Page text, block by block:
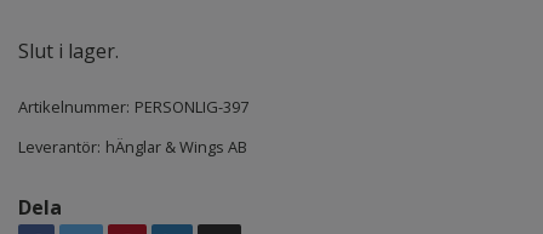
Slut i lager.
Artikelnummer: PERSONLIG-397
Leverantör: hÄnglar & Wings AB
Dela